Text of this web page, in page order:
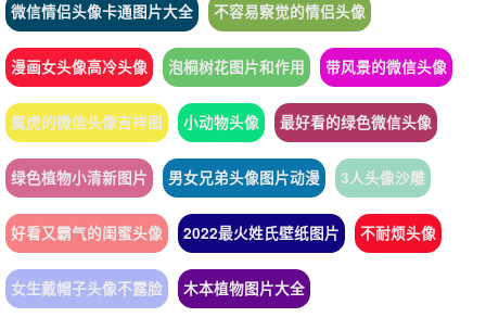
微信情侣头像卡通图片大全 不容易察觉的情侣头像
漫画女头像高冷头像 泡桐树花图片和作用 带风景的微信头像
属虎的微信头像吉祥图 小动物头像 最好看的绿色微信头像
绿色植物小清新图片 男女兄弟头像图片动漫 3人头像沙雕
好看又霸气的闺蜜头像 2022最火姓氏壁纸图片 不耐烦头像
女生戴帽子头像不露脸 木本植物图片大全